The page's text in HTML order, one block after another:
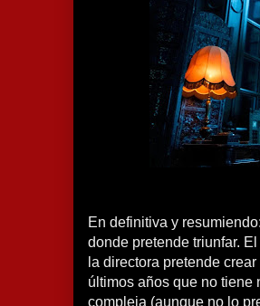
En definitiva y resumiendo:
donde pretende triunfar.
la directora pretende
últimos años que no tiene
compleja (aunque no lo